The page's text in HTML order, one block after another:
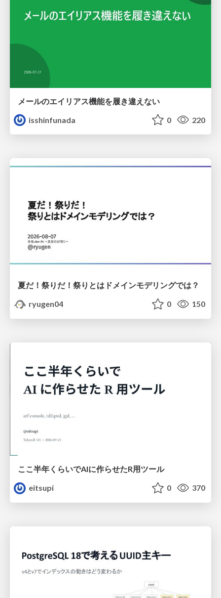
メールのエイリアス機能を履き違えない
isshinfunada
0 220
夏だ！祭りだ！祭りとはドメインモデリングでは？
ryugen04
0 150
ここ半年くらいでAIに作らせたR用ツール
eitsupi
0 370